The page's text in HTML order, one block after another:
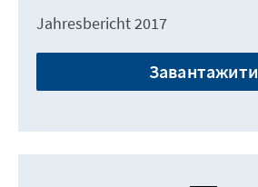
Jahresbericht 2017
Завантажити